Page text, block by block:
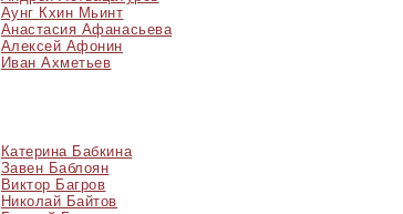
Аунг Кхин Мьинт
Анастасия Афанасьева
Алексей Афонин
Иван Ахметьев
Катерина Бабкина
Завен Баблоян
Виктор Багров
Николай Байтов